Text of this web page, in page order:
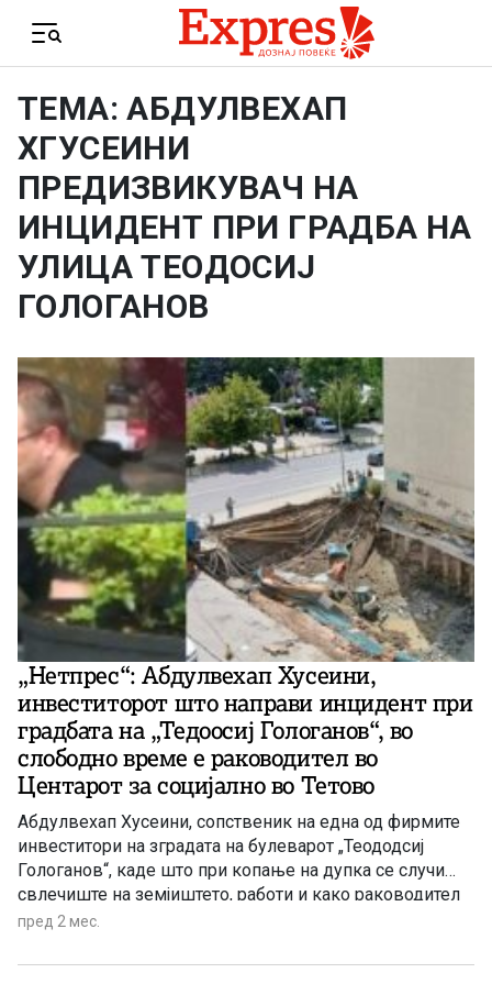
Menu
ТЕМА: АБДУЛВЕХАП
ХГУСЕИНИ
ПРЕДИЗВИКУВАЧ НА
ИНЦИДЕНТ ПРИ ГРАДБА НА
УЛИЦА ТЕОДОСИЈ
ГОЛОГАНОВ
„Нетпрес“: Абдулвехап Хусеини,
инвеститорот што направи инцидент при
градбата на „Тедоосиј Гологанов“, во
слободно време е раководител во
Центарот за социјално во Тетово
Абдулвехап Хусеини, сопственик на една од фирмите
инвеститори на зградата на булеварот „Теододсиј
Гологанов“, каде што при копање на дупка се случи
свлечиште на зeмјиштето, работи и како раководител
на сектор во Центарот за социјални грижи во Тетово,
пријавен и за „несовесно работење во службата“. Се
пред 2 мес.